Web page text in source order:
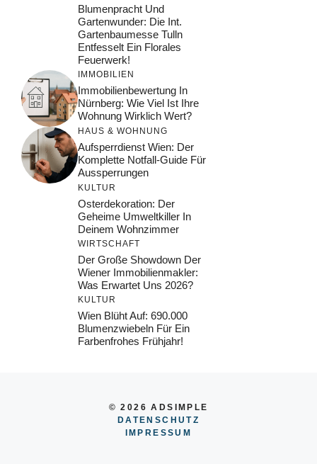
Blumenpracht Und
Gartenwunder: Die Int.
Gartenbaumesse Tulln
Entfesselt Ein Florales
Feuerwerk!
IMMOBILIEN
Immobilienbewertung In
Nürnberg: Wie Viel Ist Ihre
Wohnung Wirklich Wert?
HAUS & WOHNUNG
Aufsperrdienst Wien: Der
Komplette Notfall-Guide Für
Aussperrungen
KULTUR
Osterdekoration: Der
Geheime Umweltkiller In
Deinem Wohnzimmer
WIRTSCHAFT
Der Große Showdown Der
Wiener Immobilienmakler:
Was Erwartet Uns 2026?
KULTUR
Wien Blüht Auf: 690.000
Blumenzwiebeln Für Ein
Farbenfrohes Frühjahr!
© 2026 ADSIMPLE
DATENSCHUTZ
IMPRESSUM